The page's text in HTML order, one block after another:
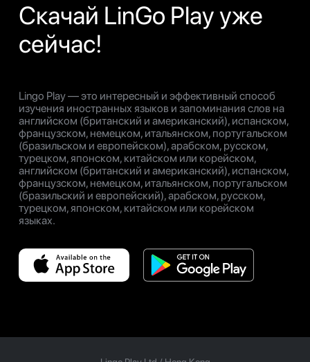
Скачай LinGo Play уже
сейчас!
Lingo Play — это интересный и эффективный способ
изучения иностранных языков и запоминания слов на
английском (британский и американский), испанском,
французском, немецком, итальянском, португальском
(бразильском и европейском), арабском, русском,
турецком, японском, китайском или корейском,
английском (британский и американский), испанском,
французском, немецком, итальянском, португальском
(бразильский и европейский), арабском, русском,
турецком, японском, китайском или корейском
языках.